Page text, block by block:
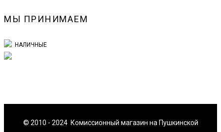
МЫ ПРИНИМАЕМ
НАЛИЧНЫЕ
© 2010 - 2024 Комиссионный магазин на Пушкинской